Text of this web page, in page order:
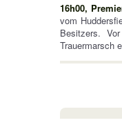
16h00,
vom
Besitzers.
Trauermarsch